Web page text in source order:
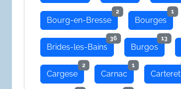
Bourg-en-Bresse
2
Bourges
1
Brides-les-Bains
36
Burgos
13
Cargese
2
Carnac
1
Carteret